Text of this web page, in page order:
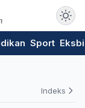
Sport
Indeks